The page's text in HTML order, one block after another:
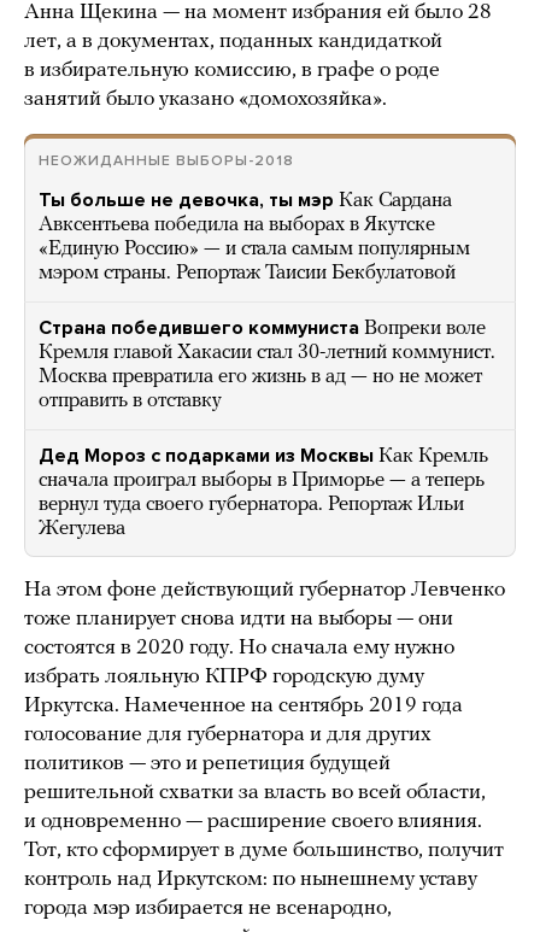
Анна Щекина — на момент избрания ей было 28
лет, а в документах, поданных кандидаткой
в избирательную комиссию, в графе о роде
занятий было указано «домохозяйка».
НЕОЖИДАННЫЕ ВЫБОРЫ-2018
Ты больше не девочка, ты мэр Как Сардана
Авксентьева победила на выборах в Якутске
«Единую Россию» — и стала самым популярным
мэром страны. Репортаж Таисии Бекбулатовой
Страна победившего коммуниста Вопреки воле
Кремля главой Хакасии стал 30-летний коммунист.
Москва превратила его жизнь в ад — но не может
отправить в отставку
Дед Мороз с подарками из Москвы Как Кремль
сначала проиграл выборы в Приморье — а теперь
вернул туда своего губернатора. Репортаж Ильи
Жегулева
На этом фоне действующий губернатор Левченко
тоже планирует снова идти на выборы — они
состоятся в 2020 году. Но сначала ему нужно
избрать лояльную КПРФ городскую думу
Иркутска. Намеченное на сентябрь 2019 года
голосование для губернатора и для других
политиков — это и репетиция будущей
решительной схватки за власть во всей области,
и одновременно — расширение своего влияния.
Тот, кто сформирует в думе большинство, получит
контроль над Иркутском: по нынешнему уставу
города мэр избирается не всенародно,